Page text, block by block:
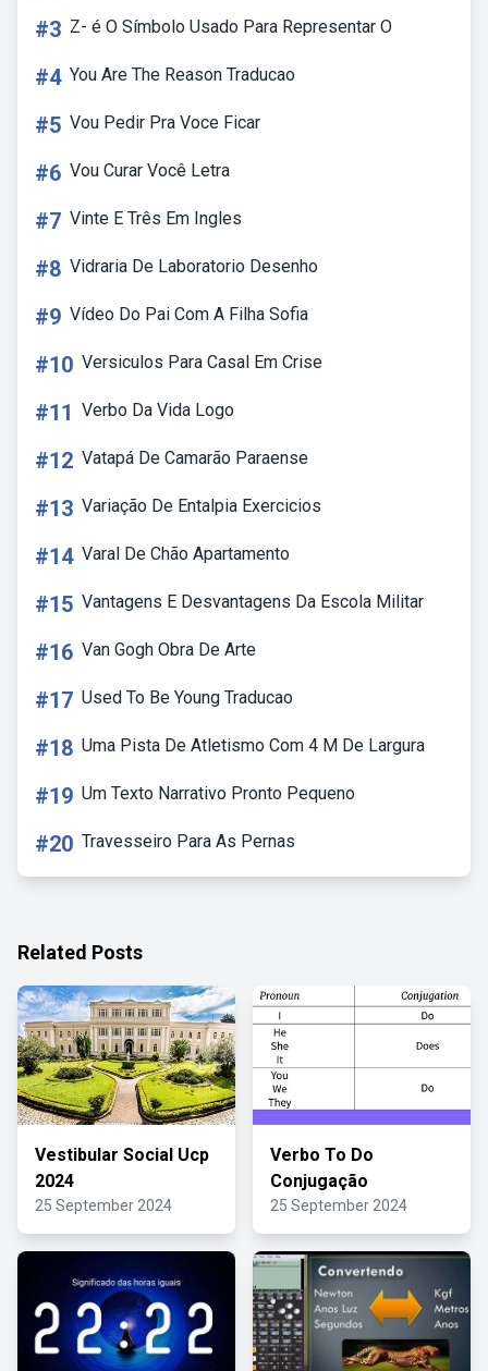
#3 Z- é O Símbolo Usado Para Representar O
#4 You Are The Reason Traducao
#5 Vou Pedir Pra Voce Ficar
#6 Vou Curar Você Letra
#7 Vinte E Três Em Ingles
#8 Vidraria De Laboratorio Desenho
#9 Vídeo Do Pai Com A Filha Sofia
#10 Versiculos Para Casal Em Crise
#11 Verbo Da Vida Logo
#12 Vatapá De Camarão Paraense
#13 Variação De Entalpia Exercicios
#14 Varal De Chão Apartamento
#15 Vantagens E Desvantagens Da Escola Militar
#16 Van Gogh Obra De Arte
#17 Used To Be Young Traducao
#18 Uma Pista De Atletismo Com 4 M De Largura
#19 Um Texto Narrativo Pronto Pequeno
#20 Travesseiro Para As Pernas
Related Posts
Vestibular Social Ucp
2024
25 September 2024
Verbo To Do
Conjugação
25 September 2024